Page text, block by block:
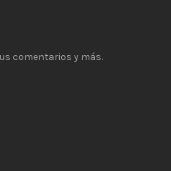
comentarios y más.